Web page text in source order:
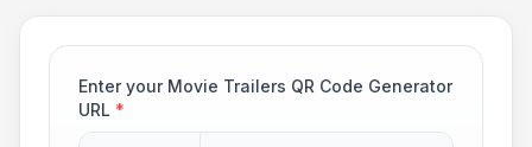
Enter your Movie Trailers QR Code Generator
URL *